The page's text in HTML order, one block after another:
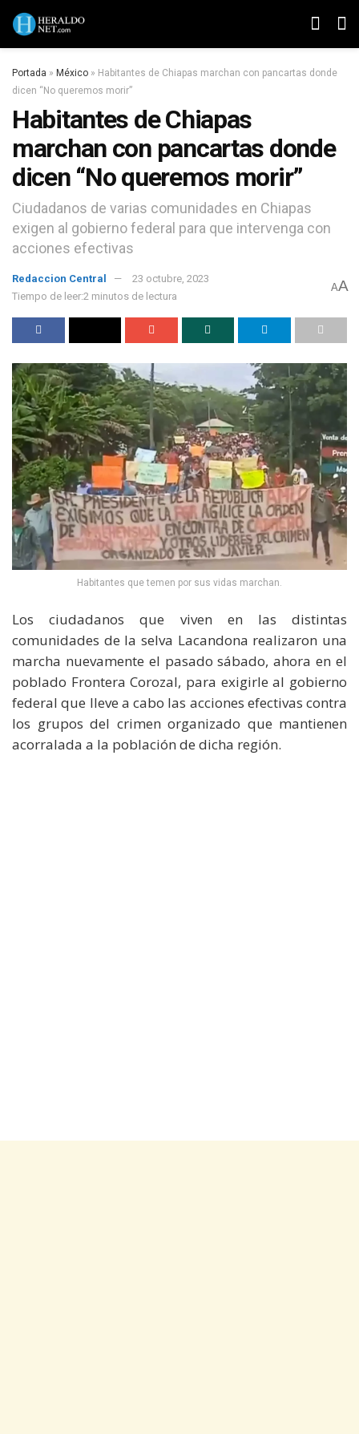
Portada » México » Habitantes de Chiapas marchan con pancartas donde
dicen “No queremos morir”
Habitantes de Chiapas
marchan con pancartas donde
dicen “No queremos morir”
Ciudadanos de varias comunidades en Chiapas
exigen al gobierno federal para que intervenga con
acciones efectivas
Redaccion Central
23 octubre, 2023
Tiempo de leer:2 minutos de lectura
AA
Habitantes que temen por sus vidas marchan.
Los ciudadanos que viven en las distintas
comunidades de la selva Lacandona realizaron una
marcha nuevamente el pasado sábado, ahora en el
poblado Frontera Corozal, para exigirle al gobierno
federal que lleve a cabo las acciones efectivas contra
los grupos del crimen organizado que mantienen
acorralada a la población de dicha región.